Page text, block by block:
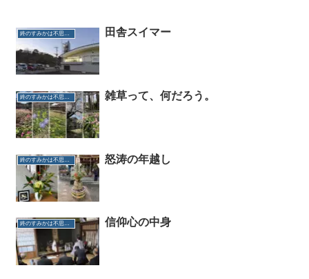
終のすみかは不思議だらけ 田舎スイマー
雑草って、何だろう。
終のすみかは不思議だらけ 怒涛の年越し
終のすみかは不思議だらけ 信仰心の中身